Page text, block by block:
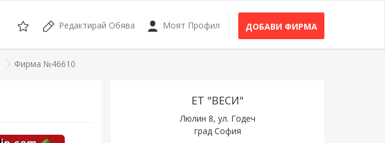
Редактирай Обява Моят Профил ДОБАВИ ФИРМА
Фирма №46610
ЕТ "ВЕСИ"
Люлин 8, ул. Годеч
град София